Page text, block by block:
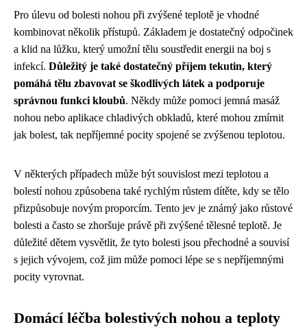
Pro úlevu od bolesti nohou při zvýšené teplotě je vhodné
kombinovat několik přístupů. Základem je dostatečný odpočinek
a klid na lůžku, který umožní tělu soustředit energii na boj s
infekcí. Důležitý je také dostatečný příjem tekutin, který
pomáhá tělu zbavovat se škodlivých látek a podporuje
správnou funkci kloubů. Někdy může pomoci jemná masáž
nohou nebo aplikace chladivých obkladů, které mohou zmírnit
jak bolest, tak nepříjemné pocity spojené se zvýšenou teplotou.
V některých případech může být souvislost mezi teplotou a
bolestí nohou způsobena také rychlým růstem dítěte, kdy se tělo
přizpůsobuje novým proporcím. Tento jev je známý jako růstové
bolesti a často se zhoršuje právě při zvýšené tělesné teplotě. Je
důležité dětem vysvětlit, že tyto bolesti jsou přechodné a souvisí
s jejich vývojem, což jim může pomoci lépe se s nepříjemnými
pocity vyrovnat.
Domácí léčba bolestivých nohou a teploty